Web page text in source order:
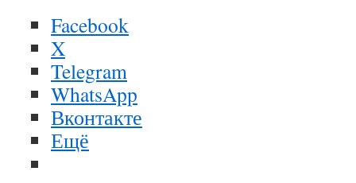
Facebook
X
Telegram
WhatsApp
Вконтакте
Ещё